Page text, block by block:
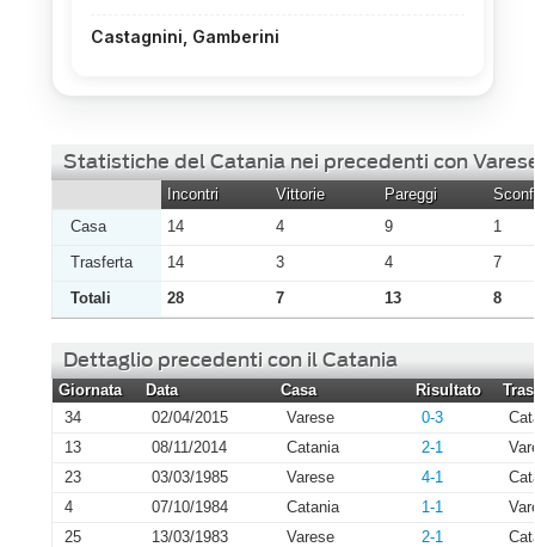
Castagnini, Gamberini
Statistiche del Catania nei precedenti con
Incontri Vittorie Pareggi
Casa
14 4 9
1
Trasferta
14 3 4
7
Totali
28 7 13 8
Dettaglio precedenti con il Catania
Giornata Data Casa Risultato
34
02/04/2015 Varese 0-3
13
08/11/2014 Catania 2-1
23
03/03/1985 Varese 4-1
4
07/10/1984 Catania 1-1
25
13/03/1983 Varese 2-1